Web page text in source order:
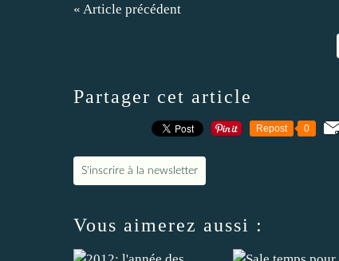
« Article précédent
Partager cet article
Repost 0
S'inscrire à la newsletter
Vous aimerez aussi :